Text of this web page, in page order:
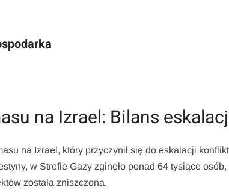
na Izrael: Bilans
na Izrael, który przyczynił się do eskalacji
w Strefie Gazy zginęło ponad 64 tysiące
została zniszczona.